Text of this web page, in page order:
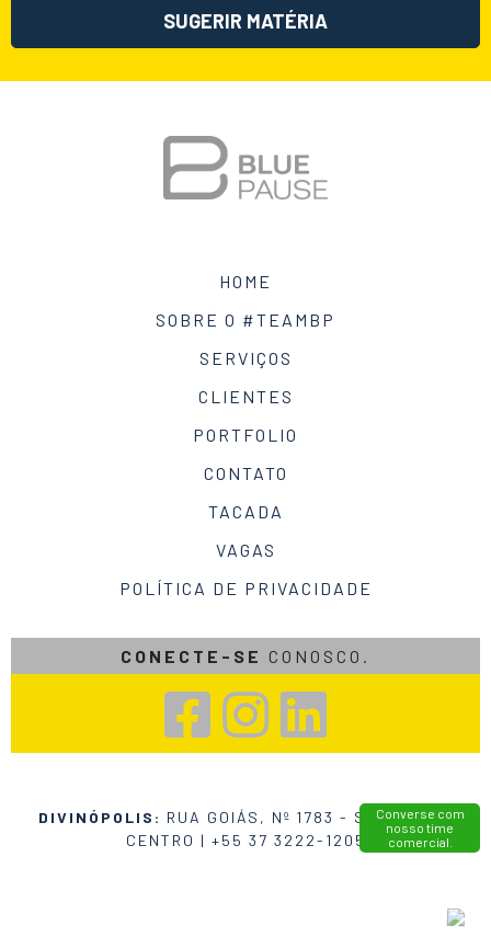
SUGERIR MATÉRIA
HOME
SOBRE O #TEAMBP
SERVIÇOS
CLIENTES
PORTFOLIO
CONTATO
TACADA
VAGAS
POLÍTICA DE PRIVACIDADE
CONECTE-SE CONOSCO.
DIVINÓPOLIS: RUA GOIÁS, Nº 1783 - SALA 402 •
CENTRO | +55 37 3222-1205
Converse com
nosso time
comercial.